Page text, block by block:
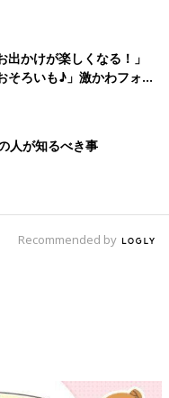
かけが楽しくなる！」
そろいも♪」激かわフォト5
人が知るべき事
Recommended by